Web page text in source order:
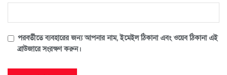
পরবর্তীতে ব্যবহারের জন্য আপনার নাম, ইমেইল ঠিকানা এবং ওয়েব ঠিকানা এই
ব্রাউজারে সংরক্ষণ করুন।